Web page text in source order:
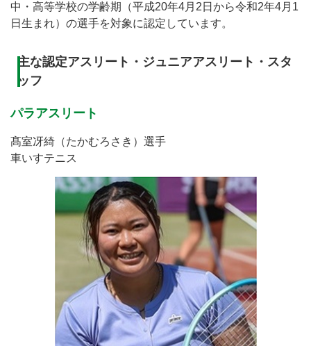
中・高等学校の学齢期（平成20年4月2日から令和2年4月1
日生まれ）の選手を対象に認定しています。
主な認定アスリート・ジュニアアスリート・スタ
ッフ
パラアスリート
髙室冴綺（たかむろさき）選手
車いすテニス